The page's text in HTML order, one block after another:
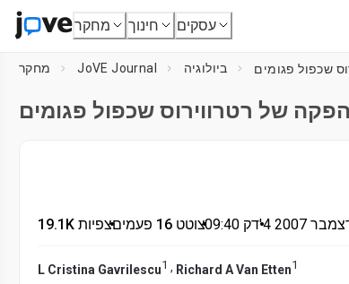
מחקר חינוך עסקים
מחקר JoVE Journal ביולוגיה
19.1K צפיות• צוטט 16 פעמים•09:40 דק'
• 2007
L Cristina Gavrilescu1 , Richard A Van Etten1